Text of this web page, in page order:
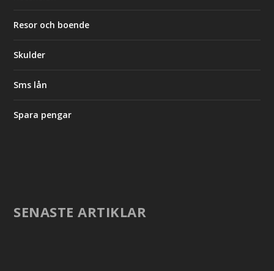
Resor och boende
Skulder
Sms lån
Spara pengar
SENASTE ARTIKLAR